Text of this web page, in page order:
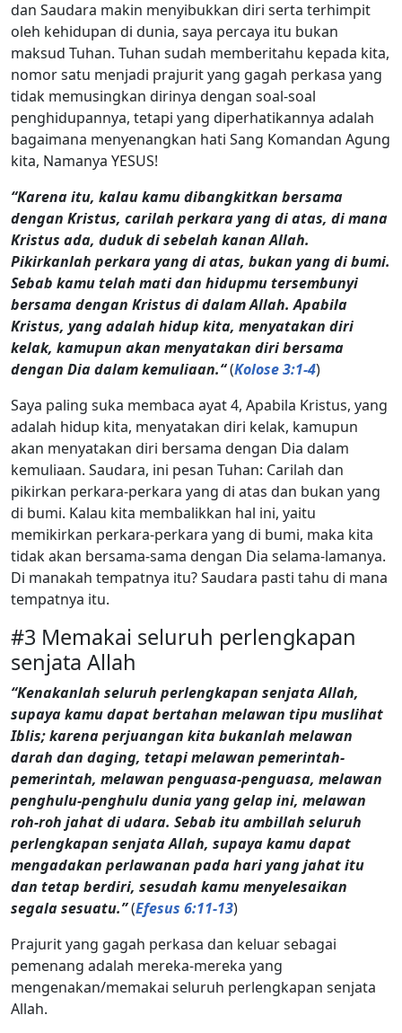
dan Saudara makin menyibukkan diri serta terhimpit
oleh kehidupan di dunia, saya percaya itu bukan
maksud Tuhan. Tuhan sudah memberitahu kepada kita,
nomor satu menjadi prajurit yang gagah perkasa yang
tidak memusingkan dirinya dengan soal-soal
penghidupannya, tetapi yang diperhatikannya adalah
bagaimana menyenangkan hati Sang Komandan Agung
kita, Namanya YESUS!
“Karena itu, kalau kamu dibangkitkan bersama
dengan Kristus, carilah perkara yang di atas, di mana
Kristus ada, duduk di sebelah kanan Allah.
Pikirkanlah perkara yang di atas, bukan yang di bumi.
Sebab kamu telah mati dan hidupmu tersembunyi
bersama dengan Kristus di dalam Allah. Apabila
Kristus, yang adalah hidup kita, menyatakan diri
kelak, kamupun akan menyatakan diri bersama
dengan Dia dalam kemuliaan.“(Kolose 3:1-4)
Saya paling suka membaca ayat 4, Apabila Kristus, yang
adalah hidup kita, menyatakan diri kelak, kamupun
akan menyatakan diri bersama dengan Dia dalam
kemuliaan. Saudara, ini pesan Tuhan: Carilah dan
pikirkan perkara-perkara yang di atas dan bukan yang
di bumi. Kalau kita membalikkan hal ini, yaitu
memikirkan perkara-perkara yang di bumi, maka kita
tidak akan bersama-sama dengan Dia selama-lamanya.
Di manakah tempatnya itu? Saudara pasti tahu di mana
tempatnya itu.
#3 Memakai seluruh perlengkapan
senjata Allah
“Kenakanlah seluruh perlengkapan senjata Allah,
supaya kamu dapat bertahan melawan tipu muslihat
Iblis; karena perjuangan kita bukanlah melawan
darah dan daging, tetapi melawan pemerintah-
pemerintah, melawan penguasa-penguasa, melawan
penghulu-penghulu dunia yang gelap ini, melawan
roh-roh jahat di udara. Sebab itu ambillah seluruh
perlengkapan senjata Allah, supaya kamu dapat
mengadakan perlawanan pada hari yang jahat itu
dan tetap berdiri, sesudah kamu menyelesaikan
segala sesuatu.”(Efesus 6:11-13)
Prajurit yang gagah perkasa dan keluar sebagai
pemenang adalah mereka-mereka yang
mengenakan/memakai seluruh perlengkapan senjata
Allah.